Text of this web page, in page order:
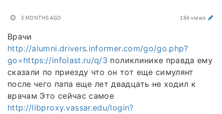
3 MONTHS AGO 184 views
Врачи
http://alumni.drivers.informer.com/go/go.php?
go=https://infolast.ru/q/3 поликлинике правда ему
сказали по приезду что он тот еще симулянт
после чего папа еще лет двадцать не ходил к
врачам Это сейчас самое
http://libproxy.vassar.edu/login?